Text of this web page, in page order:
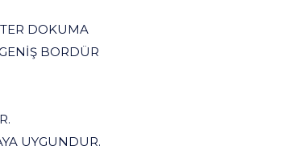
DOKUMA
BORDÜR
UYGUNDUR.